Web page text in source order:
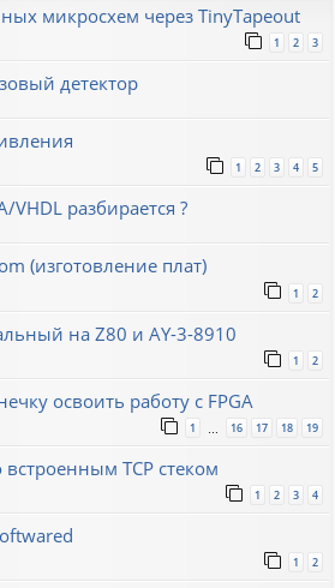
микросхем через TinyTapeout
1 2 3
детектор
1 2 3 4 5
VHDL разбирается ?
(изготовление плат)
1 2
на Z80 и AY-3-8910
1 2
освоить работу с FPGA
1 16 17 18 19
встроенным TCP стеком
1 2 3 4
1 2